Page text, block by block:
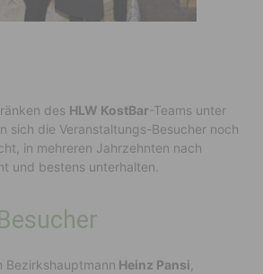
des HLW KostBar-Teams unter
sich die Veranstaltungs-Besucher noch
in mehreren Jahrzehnten nach
und bestens unterhalten.
Bezirkshauptmann Heinz Pansi,